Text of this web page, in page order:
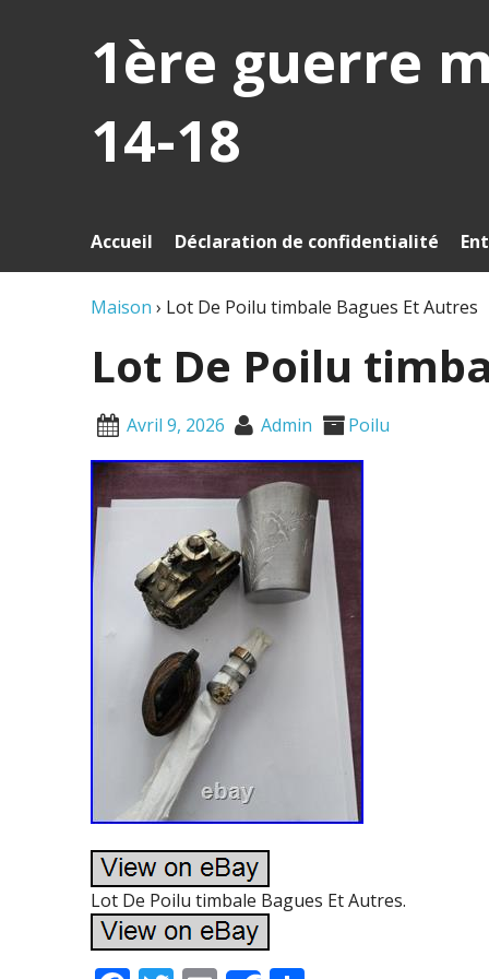
1ère guerre
14-18
Accueil Déclaration de confidentialité
Maison › Lot De Poilu timbale Bagues Et Autres
Lot De Poilu
Avril 9, 2026 Admin Poilu
Lot De Poilu timbale Bagues Et Autres.